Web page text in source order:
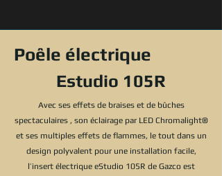
Poêle électrique
Estudio 105R
Avec ses effets de braises et de bûches
spectaculaires , son éclairage par LED Chromalight®
et ses multiples effets de flammes, le tout dans un
design polyvalent pour une installation facile,
l’insert électrique eStudio 105R de Gazco est